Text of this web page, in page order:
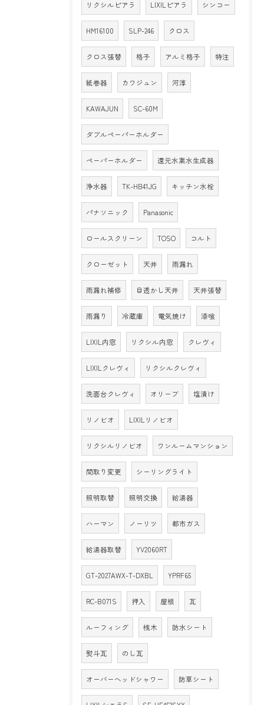
リクシルピアラ LIXILピアラ シンコー
HM16100 SLP-246 クロス
クロス張替 格子 アルミ格子 特注
紙巻器 カワジュン 河淳
KAWAJUN SC-60M
ダブルペーパーホルダー
ペーパーホルダー 還元水素水生成器
浄水器 TK-HB41JG キッチン水栓
パナソニック Panasonic
ロールスクリーン TOSO コルト
クローゼット 天井 雨漏れ
雨漏れ補修 目透かし天井 天井張替
雨漏り 冷蔵庫 電気焼け 漆喰
LIXIL内窓 リクシル内窓 クレヴィ
LIXILクレヴィ リクシルクレヴィ
洗面台クレヴィ オリーブ 塩漬け
リノビオ LIXILリノビオ
リクシルリノビオ ワンルームマンション
間取り変更 シーリングライト
照明取替 照明交換 給湯器
ハーマン ノーリツ 都市ガス
給湯器取替 YV2060RT
GT-2027AWX-T-DXBL YPRF65
RC-B071S 押入 屋根 瓦
ルーフィング 桟木 防水シート
熨斗瓦 のし瓦
オーバーヘッドシャワー 防草シート